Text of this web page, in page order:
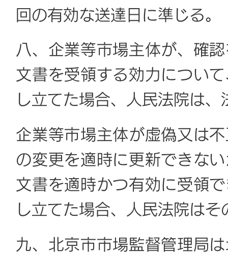
回の有効な送達日に準じる。
八、企業等市場主体が、確
文書を受領する効力につい
し立てた場合、人民法院は
企業等市場主体が虚偽又は
の変更を適時に更新できな
文書を適時かつ有効に受領
し立てた場合、人民法院は
九、北京市市場監督管理局